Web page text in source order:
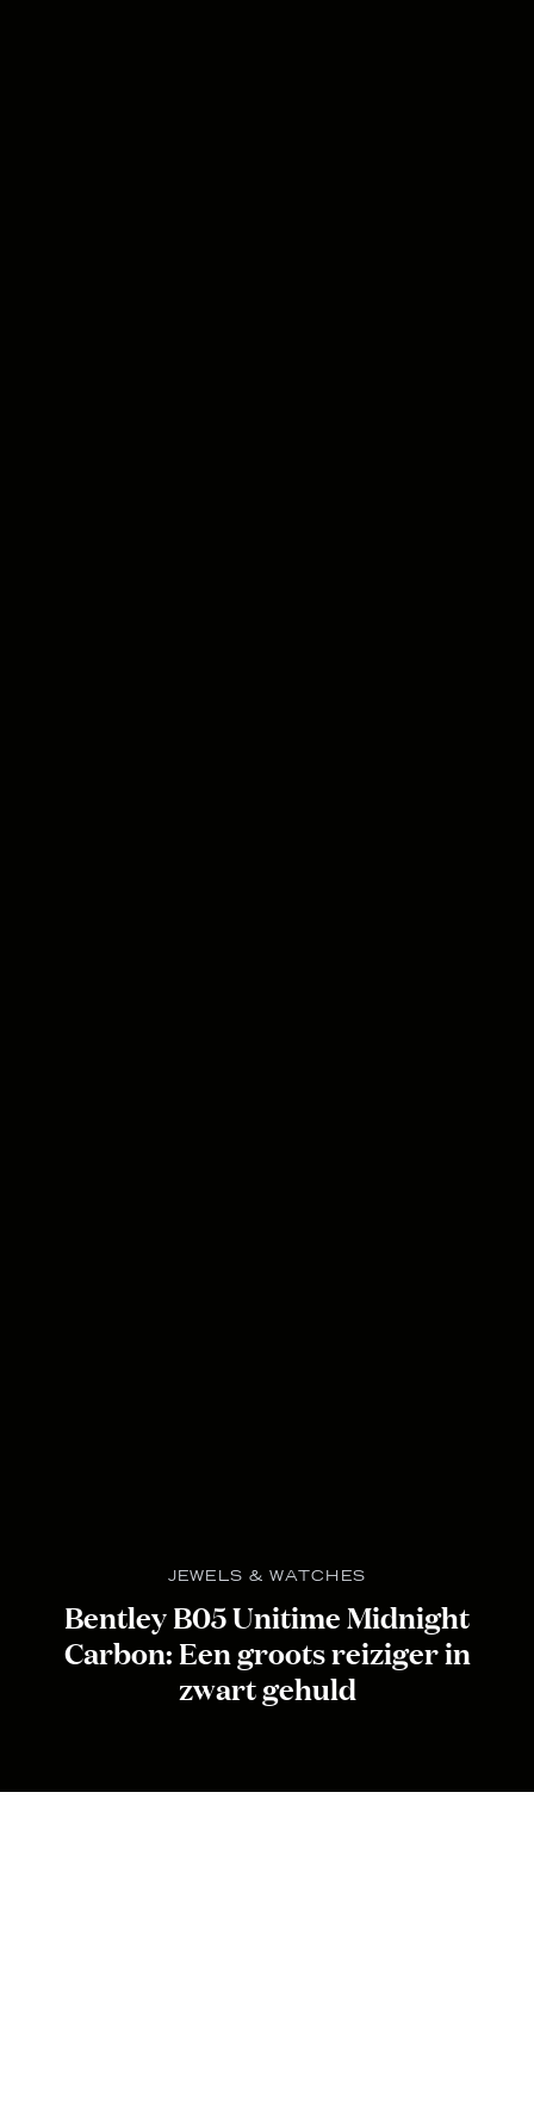
JEWELS & WATCHES
Bentley B05 Unitime Midnight
Carbon: Een groots reiziger in
zwart gehuld